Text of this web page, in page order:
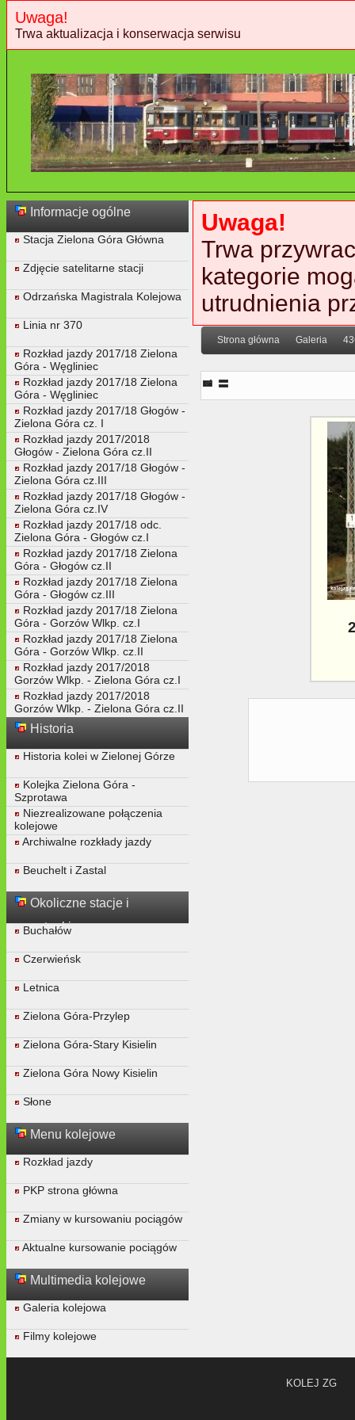
Uwaga!
Trwa aktualizacja i konserwacja serwisu
Informacje ogólne
Stacja Zielona Góra Główna
Zdjęcie satelitarne stacji
Odrzańska Magistrala Kolejowa
Linia nr 370
Rozkład jazdy 2017/18 Zielona
Góra - Węgliniec
Rozkład jazdy 2017/18 Zielona
Góra - Węgliniec
Rozkład jazdy 2017/18 Głogów -
Zielona Góra cz. I
Rozkład jazdy 2017/2018
Głogów - Zielona Góra cz.II
Rozkład jazdy 2017/18 Głogów -
Zielona Góra cz.III
Rozkład jazdy 2017/18 Głogów -
Zielona Góra cz.IV
Rozkład jazdy 2017/18 odc.
Zielona Góra - Głogów cz.I
Rozkład jazdy 2017/18 Zielona
Góra - Głogów cz.II
Rozkład jazdy 2017/18 Zielona
Góra - Głogów cz.III
Rozkład jazdy 2017/18 Zielona
Góra - Gorzów Wlkp. cz.I
Rozkład jazdy 2017/18 Zielona
Góra - Gorzów Wlkp. cz.II
Rozkład jazdy 2017/2018
Gorzów Wlkp. - Zielona Góra cz.I
Rozkład jazdy 2017/2018
Gorzów Wlkp. - Zielona Góra cz.II
Historia
Historia kolei w Zielonej Górze
Kolejka Zielona Góra -
Szprotawa
Niezrealizowane połączenia
kolejowe
Archiwalne rozkłady jazdy
Beuchelt i Zastal
Okoliczne stacje i
przystanki
Buchałów
Czerwieńsk
Letnica
Zielona Góra-Przylep
Zielona Góra-Stary Kisielin
Zielona Góra Nowy Kisielin
Słone
Menu kolejowe
Rozkład jazdy
PKP strona główna
Zmiany w kursowaniu pociągów
Aktualne kursowanie pociągów
Multimedia kolejowe
Galeria kolejowa
Filmy kolejowe
Uwaga!
Trwa
kategorie
utrudnienia
Strona główna Galeria
KOLEJ ZG